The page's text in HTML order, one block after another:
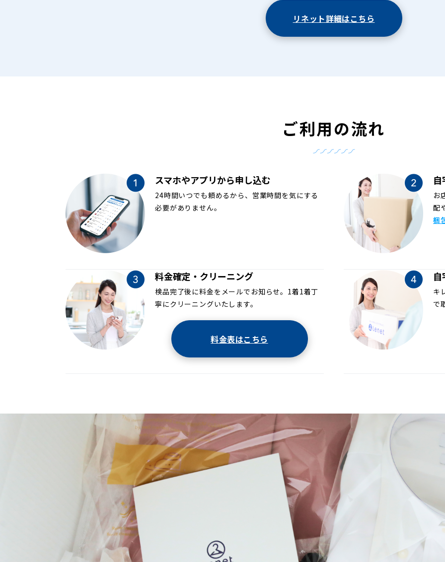
リネット詳細はこちら
ご利用の流れ
スマホやアプリから申し込む
24時間いつでも頼めるから、営業時間を気にする
必要がありません。
お
配
梱
料金確定・クリーニング
検品完了後に料金をメールでお知らせ。1着1着丁
寧にクリーニングいたします。
料金表はこちら
キ
で